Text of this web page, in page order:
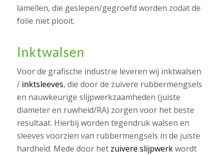
lamellen, die geslepen/gegroefd worden zodat de
folie niet plooit.
Inktwalsen
Voor de grafische industrie leveren wij inktwalsen
/ inktsleeves, die door de zuivere rubbermengsels
en nauwkeurige slijpwerkzaamheden (juiste
diameter en ruwheid/RA) zorgen voor het beste
resultaat. Hierbij worden tegendruk walsen en
sleeves voorzien van rubbermengsels in de juiste
hardheid. Mede door het zuivere slijpwerkwordt